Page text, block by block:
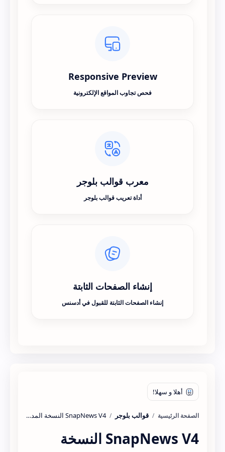
Responsive Preview
فحص تجاوب المواقع الإلكترونية
معرب قوالب بلوجر
أداة تعريب قوالب بلوجر
إنشاء الصفحات الثابتة
إنشاء الصفحات الثابتة للقبول في أدسنس
الصفحة الرئيسية قوالب بلوجر
SnapNews V4 النسخة